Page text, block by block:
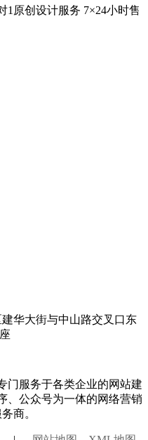
1原创设计服务 7×24小时售
华大街与中山路交叉口东
门服务于各类企业的网站建
、公众号为一体的网络营销
商。